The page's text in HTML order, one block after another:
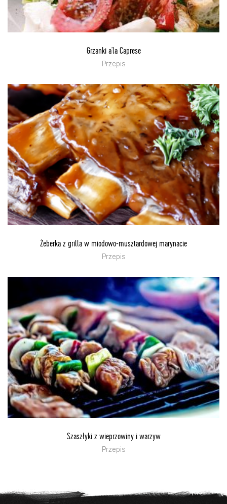
Grzanki a’la Caprese
Przepis
Żeberka z grilla w miodowo-musztardowej marynacie
Przepis
Szaszłyki z wieprzowiny i warzyw
Przepis